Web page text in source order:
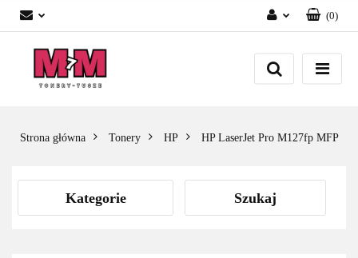
Zaloguj się
Załóż konto
(0)
Strona główna Tonery HP HP LaserJet Pro M127fp MFP
Kategorie Szukaj